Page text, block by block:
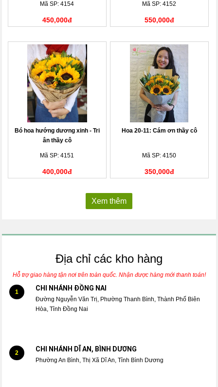
Mã SP: 4154
450,000đ
Mã SP: 4152
550,000đ
Bó hoa hướng dương xinh - Tri
ân thầy cô
Mã SP: 4151
400,000đ
Hoa 20-11: Cám ơn thầy cô
Mã SP: 4150
350,000đ
Xem thêm
Địa chỉ các kho hàng
Hỗ trợ giao hàng tận nơi trên toàn quốc. Nhận được hàng mới thanh toán!
1 CHI NHÁNH ĐỒNG NAI
Đường Nguyễn Văn Trị, Phường Thanh Bình, Thành Phố Biên
Hòa, Tỉnh Đồng Nai
2 CHI NHÁNH DĨ AN, BÌNH DƯƠNG
Phường An Bình, Thị Xã Dĩ An, Tỉnh Bình Dương